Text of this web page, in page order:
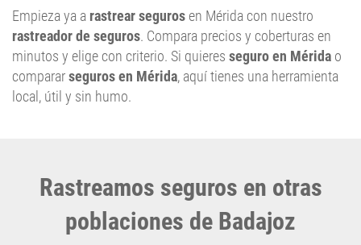
rastreador de seguros. Compara precios y coberturas en
minutos y elige con criterio. Si quieresseguro en Mérida
comparar seguros en Mérida, aquí tienes una herramienta
local, útil y sin humo.
poblaciones de Badajoz
Montijo,Don Benito,Villanueva de la Serena,Mérida